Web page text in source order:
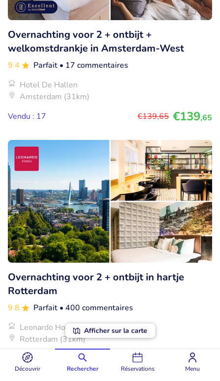
Découvrir Rechercher Réservations Menu
Afficher sur la carte
Overnachting voor 2 + ontbijt +
welkomstdrankje in Amsterdam-West
9.4 Parfait • 17 commentaires
Hotel De Hallen
Amsterdam (31km)
Vendu : 17
€139,65 €139,65
Overnachting voor 2 + ontbijt in hartje
Rotterdam
9.8 Parfait • 400 commentaires
Leonardo Hotel Rotterdam Savoy
Rotterdam (31km)
Vendu : 43
€100 €100